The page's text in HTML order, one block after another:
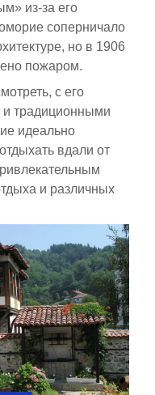
из-за его
соперничало
но в 1906
пожаром.
с его
традиционными
идеально
вдали от
и различных